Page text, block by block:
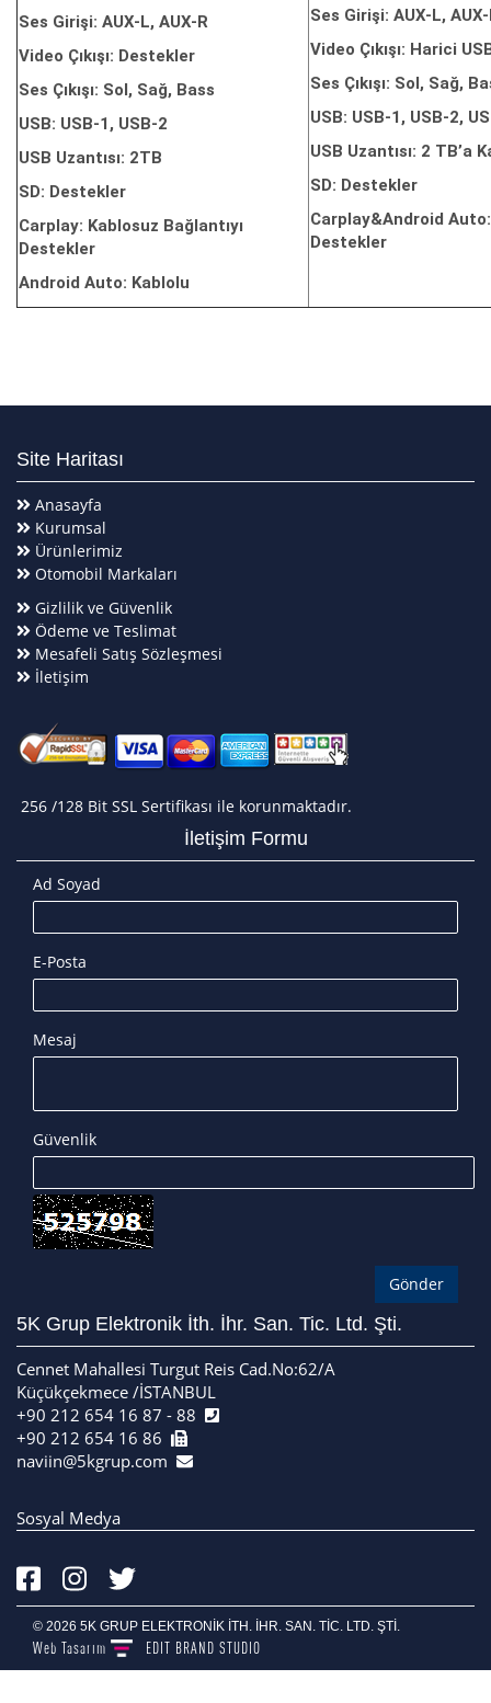
Ses Girişi: AUX-L, AUX-R
Video Çıkışı: Destekler
Ses Çıkışı: Sol, Sağ, Bass
USB: USB-1, USB-2
USB Uzantısı: 2TB
SD: Destekler
Carplay: Kablosuz Bağlantıyı
Destekler
Android Auto: Kablolu
Ses Girişi: AUX-L,
Video Çıkışı: Harici
Ses Çıkışı: Sol, Sağ,
USB: USB-1, USB-2,
USB Uzantısı: 2 TB’a
SD: Destekler
Carplay&Android
Destekler
Site Haritası
Anasayfa
Kurumsal
Ürünlerimiz
Otomobil Markaları
Gizlilik ve Güvenlik
Ödeme ve Teslimat
Mesafeli Satış Sözleşmesi
İletişim
256 /128 Bit SSL Sertifikası ile korunmaktadır.
İletişim Formu
Ad Soyad
E-Posta
Mesaj
Güvenlik
5K Grup Elektronik İth. İhr. San. Tic. Ltd. Şti.
Cennet Mahallesi Turgut Reis Cad.No:62/A
Küçükçekmece /İSTANBUL
+90 212 654 16 87 - 88
+90 212 654 16 86
naviin@5kgrup.com
Sosyal Medya
© 2026 5K GRUP ELEKTRONİK İTH. İHR. SAN. TİC. LTD. ŞTİ.
Web Tasarım EDIT BRAND STUDIO